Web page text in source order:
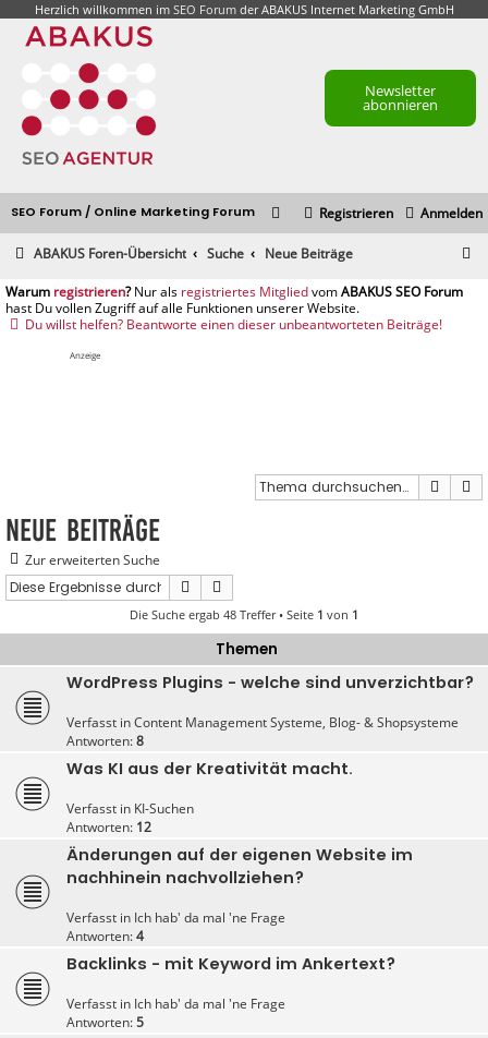
Herzlich willkommen im SEO Forumder ABAKUS Internet Marketing GmbH
Newsletter
abonnieren
SEO Forum / Online Marketing Forum Anmelden
Registrieren
ABAKUS Foren-Übersicht Suche Neue Beiträge
registrieren
registriertes Mitglied
Du willst helfen? Beantworte einen dieser unbeantworteten Beiträge!
Anzeige
Suche
Neue Beiträge
Zur erweiterten Suche
Suche
Die Suche ergab 48 Treffer • Seite 1 von 1
Themen
WordPress Plugins - welche sind unverzichtbar?
Verfasst inContent Management Systeme, Blog- & Shopsysteme
Antworten:8
Was KI aus der Kreativität macht.
Verfasst in KI-Suchen
Antworten: 12
Änderungen auf der eigenen Website im
nachhinein nachvollziehen?
Verfasst in Ich hab' da mal 'ne Frage
Antworten:4
Backlinks - mit Keyword im Ankertext?
Verfasst in Ich hab' da mal 'ne Frage
Antworten:5